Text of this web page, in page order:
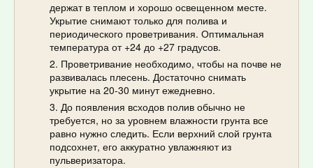
держат в теплом и хорошо освещенном месте.
Укрытие снимают только для полива и
периодического проветривания. Оптимальная
температура от +24 до +27 градусов.
Проветривание необходимо, чтобы на почве не
развивалась плесень. Достаточно снимать
укрытие на 20-30 минут ежедневно.
До появления всходов полив обычно не
требуется, но за уровнем влажности грунта все
равно нужно следить. Если верхний слой грунта
подсохнет, его аккуратно увлажняют из
пульверизатора.